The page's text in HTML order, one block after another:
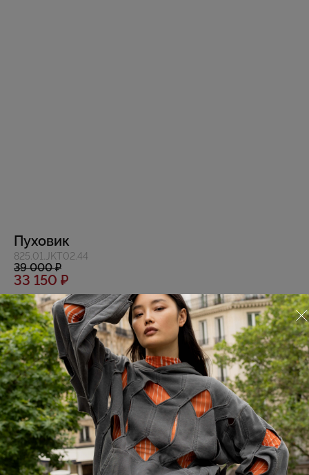
Пуховик
825.01.JKT02.44
39 000 ₽
33 150 ₽
О товаре Оплата и доставка
Зимняя куртка Puffer с капюшоном. Объемный силуэт
Финишная обработка нейлоновой ткани обладает
водоотталкивающими свойствами Натуральный
наполнитель гусиный пух/перо Боковые карманы с
ветрозащитным клапаном Застежка на молнии с
ветрозащитной планкой на кнопках Объемный капюшон
регулируется эластичным шнурком с фиксаторами Подол
регулируется эластичным шнурком с фиксаторами
Внутренний карман на груди Эластичные манжеты
Бренд: Red September